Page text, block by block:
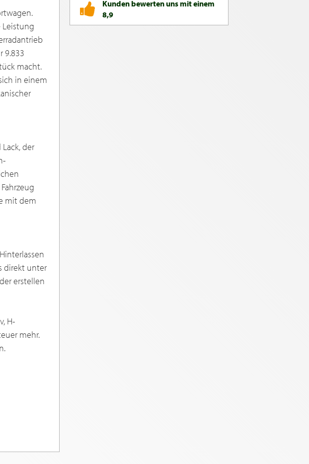
Leistung
9.833
macht.
in einem
der
mit dem
direkt unter
erstellen
H-
mehr.
Kunden bewerten uns mit einem
8,9